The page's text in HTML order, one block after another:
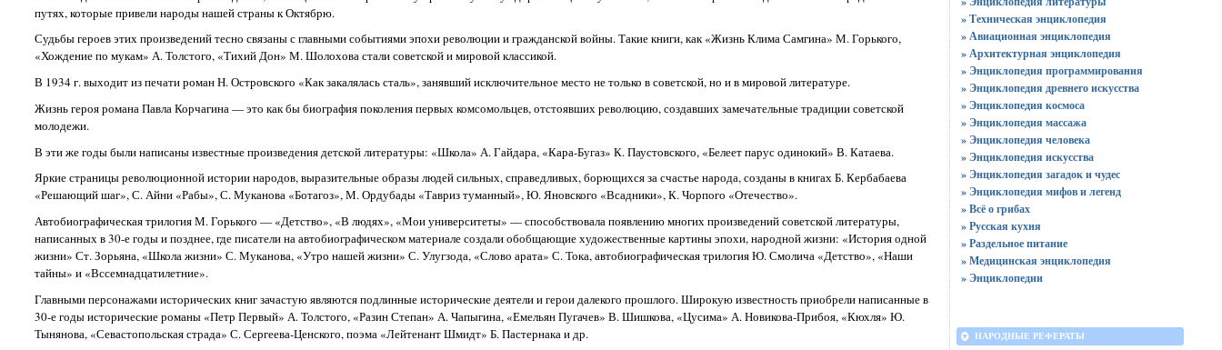
путях, которые привели народы нашей страны к Октябрю.
Судьбы героев этих произведений тесно связаны с главными событиями эпохи революции и гражданской войны. Такие книги, как «Жизнь Клима Самгина» М. Горького,
«Хождение по мукам» А. Толстого, «Тихий Дон» М. Шолохова стали советской и мировой классикой.
В 1934 г. выходит из печати роман Н. Островского «Как закалялась сталь», занявший исключительное место не только в советской, но и в мировой литературе.
Жизнь героя романа Павла Корчагина — это как бы биография поколения первых комсомольцев, отстоявших революцию, создавших замечательные традиции советской
молодежи.
В эти же годы были написаны известные произведения детской литературы: «Школа» А. Гайдара, «Кара-Бугаз» К. Паустовского, «Белеет парус одинокий» В. Катаева.
Яркие страницы революционной истории народов, выразительные образы людей сильных, справедливых, борющихся за счастье народа, созданы в книгах Б. Кербабаева
«Решающий шаг», С. Айни «Рабы», С. Муканова «Ботагоз», М. Ордубады «Тавриз туманный», Ю. Яновского «Всадники», К. Чорпого «Отечество».
Автобиографическая трилогия М. Горького — «Детство», «В людях», «Мои университеты» — способствовала появлению многих произведений советской литературы,
написанных в 30-е годы и позднее, где писатели на автобиографическом материале создали обобщающие художественные картины эпохи, народной жизни: «История одной
жизни» Ст. Зорьяна, «Школа жизни» С. Муканова, «Утро нашей жизни» С. Улугзода, «Слово арата» С. Тока, автобиографическая трилогия Ю. Смолича «Детство», «Наши
тайны» и «Вссемнадцатилетние».
Главными персонажами исторических книг зачастую являются подлинные исторические деятели и герои далекого прошлого. Широкую известность приобрели написанные в
30-е годы исторические романы «Петр Первый» А. Толстого, «Разин Степан» А. Чапыгина, «Емельян Пугачев» В. Шишкова, «Цусима» А. Новикова-Прибоя, «Кюхля» Ю.
Тынянова, «Севастопольская страда» С. Сергеева-Ценского, поэма «Лейтенант Шмидт» Б. Пастернака и др.
» Техническая энциклопедия
» Авиационная энциклопедия
» Архитектурная энциклопедия
» Энциклопедия программирования
» Энциклопедия древнего искусства
» Энциклопедия космоса
» Энциклопедия массажа
» Энциклопедия человека
» Энциклопедия искусства
» Энциклопедия загадок и чудес
» Энциклопедия мифов и легенд
» Всё о грибах
» Русская кухня
» Раздельное питание
» Медицинская энциклопедия
» Энциклопедии
НАРОДНЫЕ РЕФЕРАТЫ